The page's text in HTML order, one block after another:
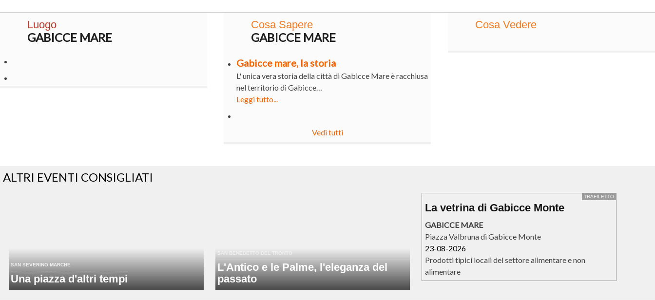
Luogo
GABICCE MARE
Cosa Sapere
GABICCE MARE
Gabicce mare, la storia
L' unica vera storia della città di Gabicce Mare è racchiusa
nel territorio di Gabicce…
Leggi tutto...
Vedi tutti
Cosa Vedere
ALTRI EVENTI CONSIGLIATI
SAN SEVERINO MARCHE
Una piazza d'altri tempi
L'Antico e le Palme, l'eleganza del
passato
TRAFILETTO
La vetrina di Gabicce Monte
GABICCE MARE
Piazza Valbruna di Gabicce Monte
23-08-2026
Prodotti tipici locali del settore alimentare e non
alimentare